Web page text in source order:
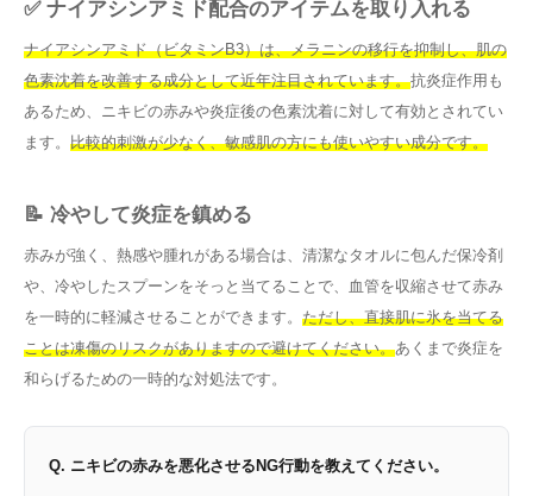
✅ ナイアシンアミド配合のアイテムを取り入れる
ナイアシンアミド（ビタミンB3）は、メラニンの移行を抑制し、肌の
色素沈着を改善する成分として近年注目されています。抗炎症作用も
あるため、ニキビの赤みや炎症後の色素沈着に対して有効とされてい
ます。 比較的刺激が少なく、敏感肌の方にも使いやすい成分です。
📝 冷やして炎症を鎮める
赤みが強く、熱感や腫れがある場合は、清潔なタオルに包んだ保冷剤
や、冷やしたスプーンをそっと当てることで、血管を収縮させて赤み
を一時的に軽減させることができます。 ただし、直接肌に氷を当てる
ことは凍傷のリスクがありますので避けてください。あくまで炎症を
和らげるための一時的な対処法です。
Q. ニキビの赤みを悪化させるNG行動を教えてください。